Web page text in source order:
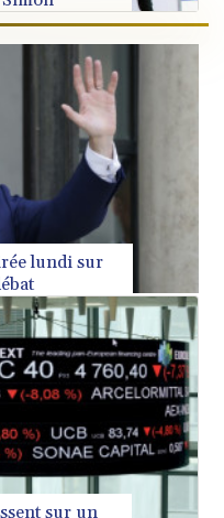
37.158306
3048.165436
13757.087222
30205.723678
3.143704
656.107084
lundi sur